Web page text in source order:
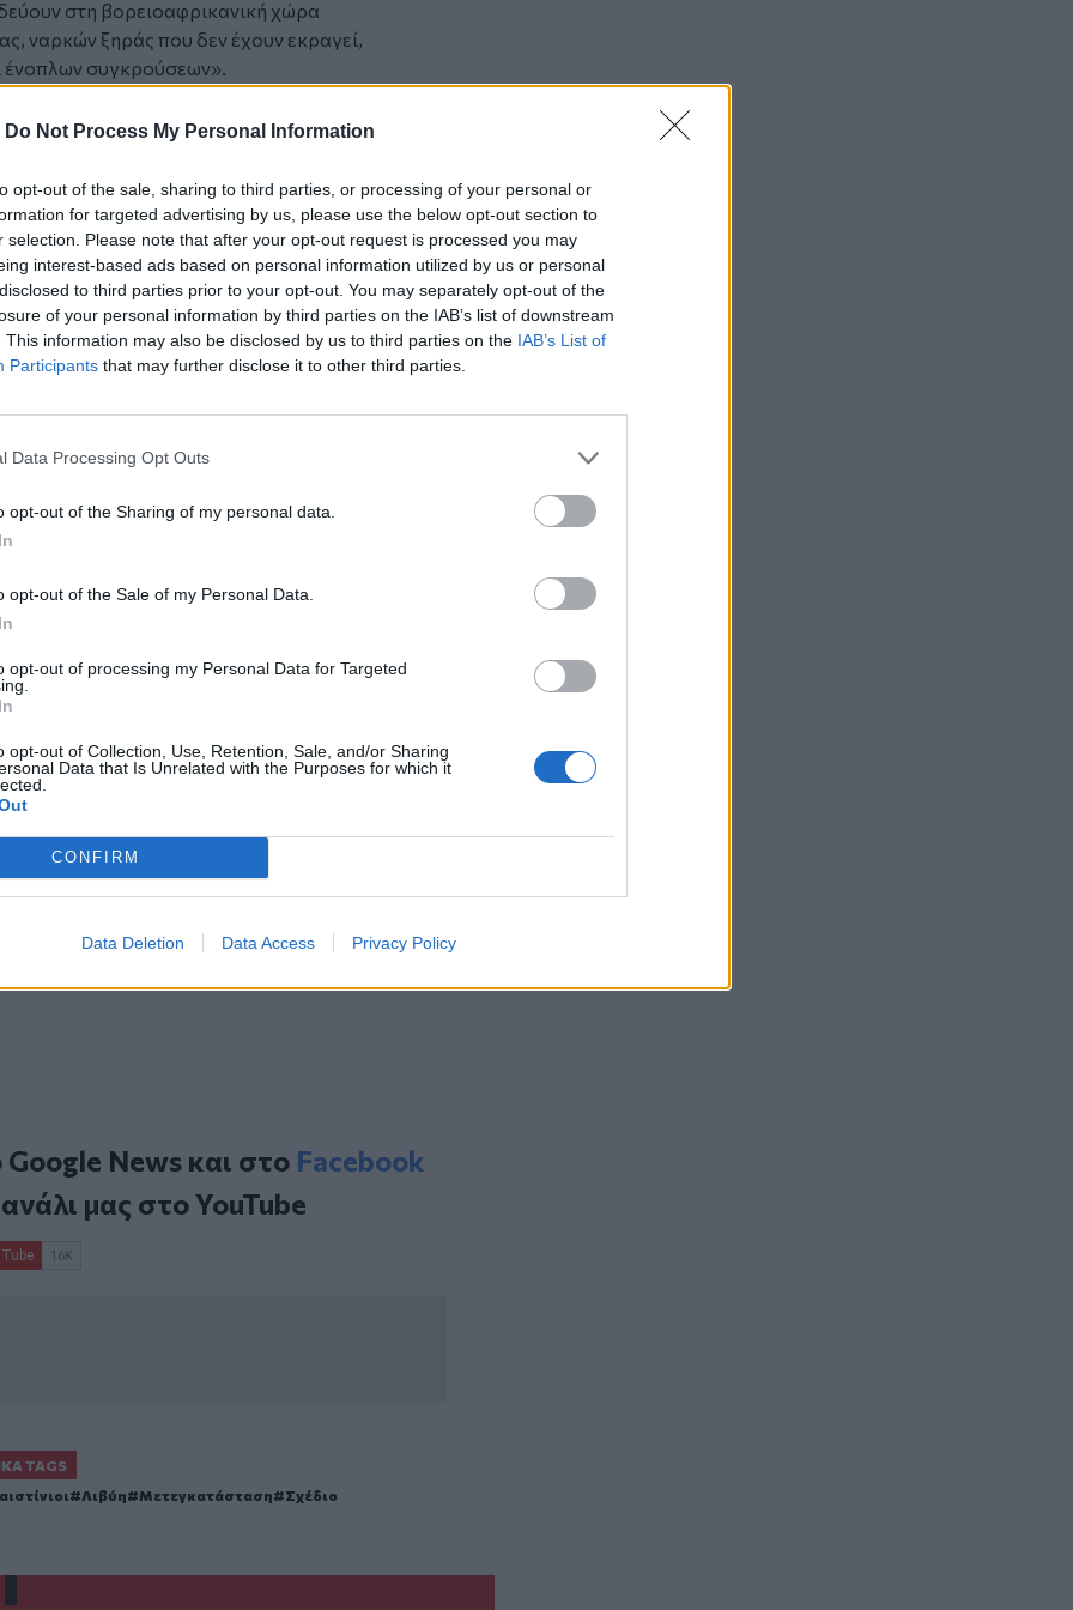
Do Not Process My Personal Information
opt-out of the sale, sharing to third parties, or processing of your personal or
for targeted advertising by us, please use the below opt-out section to
selection. Please note that after your opt-out request is processed you may
interest-based ads based on personal information utilized by us or personal
to third parties prior to your opt-out. You may separately opt-out of the
of your personal information by third parties on the IAB’s list of downstream
This information may also be disclosed by us to third parties on the IAB’s List of
Participants that may further disclose it to other third parties.
Data Processing Opt Outs
opt-out of the Sharing of my personal data.
opt-out of the Sale of my Personal Data.
opt-out of processing my Personal Data for Targeted
opt-out of Collection, Use, Retention, Sale, and/or Sharing
Data that Is Unrelated with the Purposes for which it
CONFIRM
Data Deletion Data Access Privacy Policy
στη βορειοαφρικανική χώρα
ναρκών ξηράς που δεν έχουν εκραγεί,
συγκρούσεων».
ημέρα της περιοδείας του στη Μέση
μια σειρά από παγκόσμιες κρίσεις,
τη Γάζα», είπε. «Και πρέπει να το
Πολλοί άνθρωποι
πράγματα».
προέδρου στην περιοχή θα μπορούσε
κατάπαυσης του πυρός ή να
της Γάζας που εμποδίζει την είσοδο
διαψεύστηκαν.
αεροπορικούς βομβαρδισμούς, που
το τελευταίο διήμερο, ενώ
την επιχείρηση και να
πρωθυπουργός Μπέντζαμιν
Ριβιέρα της Μ. Ανατολής
επέμεινε επανειλημμένα στην
Παλαιστίνιοι από την
στείλουν στρατεύματα, να
«Ριβιέρα της Μέσης Ανατολής».
μια όμορφη πόλη, ένα μέρος
γιατί η Γάζα είναι εγγύηση ότι
στους δημοσιογράφους μετά την
βομβαρδισμούς στη Γάζα
στην υποβάθμιση του αξιόχρεου από
Ιταλίας ζητούν πίσω κοσμήματα αξίας
Google Newsκαι στο Facebook
μας στοYouTube
TAGS
Λιβύη Μετεγκατάσταση Σχέδιο
σκουπιδιών εντοπίστηκε ηλικιωμένος
Τροχαίο ατύχημα το πρωί στην Πάρνηθα